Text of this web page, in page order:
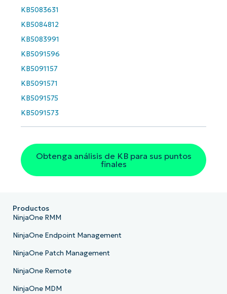
KB5083631
KB5084812
KB5083991
KB5091596
KB5091157
KB5091571
KB5091575
KB5091573
Obtenga análisis de KB para sus puntos
finales
Business
Phone
País
Company
name*
Productos
NinjaOne RMM
NinjaOne Endpoint Management
NinjaOne Patch Management
NinjaOne Remote
NinjaOne MDM